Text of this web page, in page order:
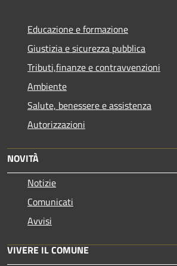
Educazione e formazione
Giustizia e sicurezza pubblica
Tributi,finanze e contravvenzioni
Ambiente
Salute, benessere e assistenza
Autorizzazioni
NOVITÀ
Notizie
Comunicati
Avvisi
VIVERE IL COMUNE